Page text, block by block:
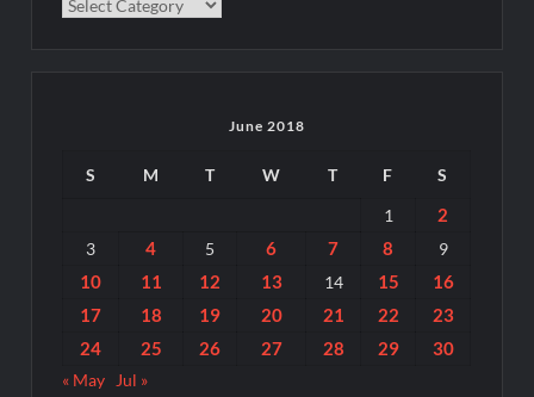
Categories
June 2018
S M T W T F
S
1
2
3 4 5 6 7 8 9
10 11 12 13 14 15
16
17
18 19 20 21 22
23
24
25 26 27 28 29 30
« May Jul »